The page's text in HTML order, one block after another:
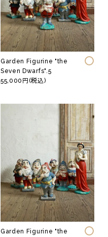
Garden Figurine "the
Seven Dwarfs".5
55,000円(税込)
Garden Figurine "the